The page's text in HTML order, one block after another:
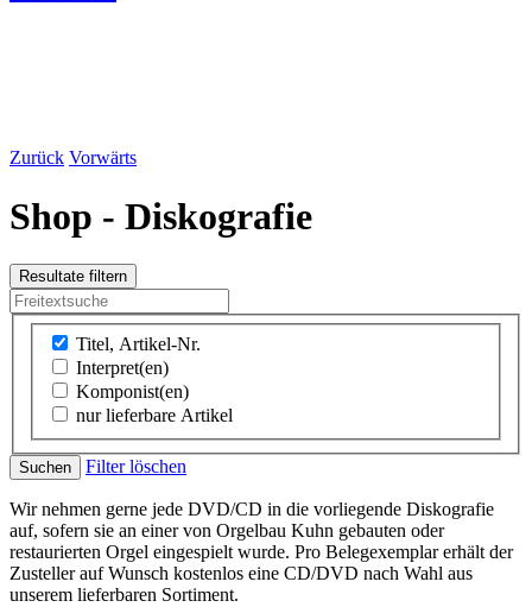
Zurück Vorwärts
Shop - Diskografie
Titel, Artikel-Nr.
Interpret(en)
Komponist(en)
nur lieferbare Artikel
Filter löschen
Wir nehmen gerne jede DVD/CD in die vorliegende Diskografie
auf, sofern sie an einer von Orgelbau Kuhn gebauten oder
restaurierten Orgel eingespielt wurde. Pro Belegexemplar erhält der
Zusteller auf Wunsch kostenlos eine CD/DVD nach Wahl aus
unserem lieferbaren Sortiment.